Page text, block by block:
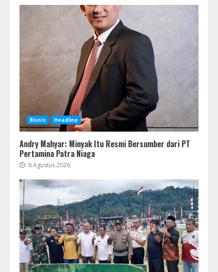
Bisnis Headline
Andry Mahyar: Minyak Itu Resmi Bersumber dari PT
Pertamina Patra Niaga
6 Agustus 2026